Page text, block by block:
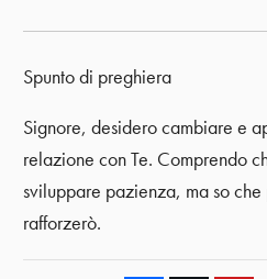
Spunto di preghiera
Signore, desidero cambiare e
relazione con Te. Comprendo
sviluppare pazienza, ma so
rafforzerò.